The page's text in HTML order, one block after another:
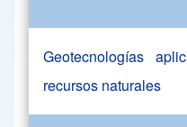
Geotecnologías
recursos naturales